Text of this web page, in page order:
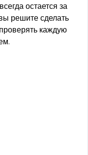
остается за
решите сделать
каждую